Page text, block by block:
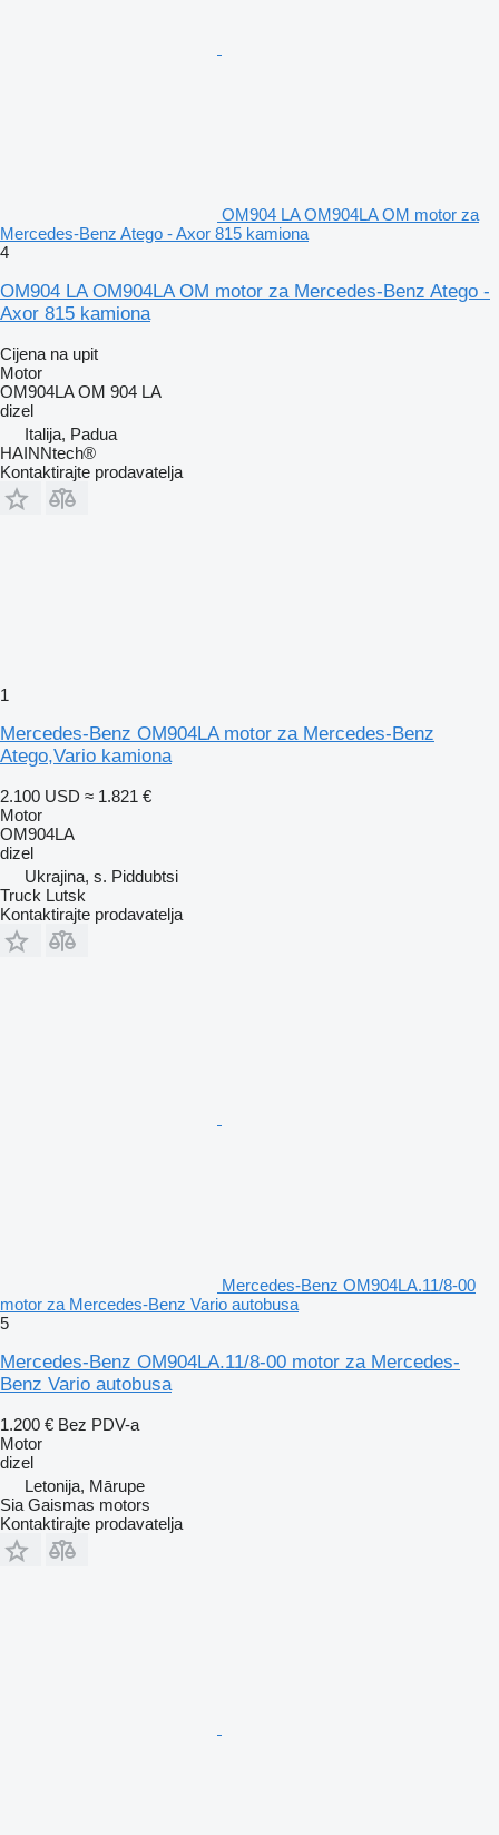
OM904 LA OM904LA OM motor za
Mercedes-Benz Atego - Axor 815 kamiona
4
OM904 LA OM904LA OM motor za Mercedes-Benz Atego -
Axor 815 kamiona
Cijena na upit
Motor
OM904LA OM 904 LA
dizel
Italija, Padua
HAINNtech®
Kontaktirajte prodavatelja
1
Mercedes-Benz OM904LA motor za Mercedes-Benz
Atego,Vario kamiona
2.100 USD ≈ 1.821 €
Motor
OM904LA
dizel
Ukrajina, s. Piddubtsi
Truck Lutsk
Kontaktirajte prodavatelja
Mercedes-Benz OM904LA.11/8-00
motor za Mercedes-Benz Vario autobusa
5
Mercedes-Benz OM904LA.11/8-00 motor za Mercedes-
Benz Vario autobusa
1.200 € Bez PDV-a
Motor
dizel
Letonija, Mārupe
Sia Gaismas motors
Kontaktirajte prodavatelja